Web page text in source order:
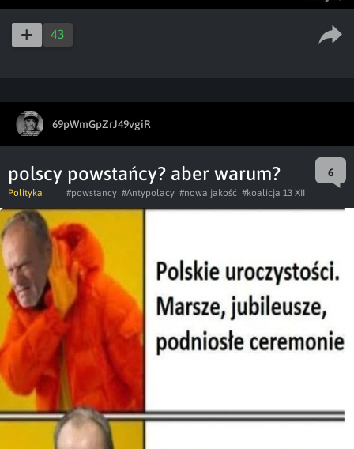
43
69pWmGpZrJ49vgiR
polscy powstańcy? aber warum? 6
Polityka #powstancy #Antypolacy #nowa jakość #koalicja 13 XII